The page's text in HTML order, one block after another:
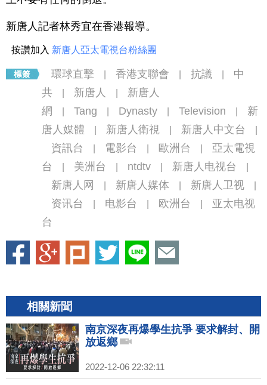
新唐人記者林秀宜在香港報導。
按讚加入 新唐人亞太電視台粉絲團
環球直擊 香港支聯會 抗議
中
共
新唐人
新唐人
網
Tang Dynasty Television
新
唐人媒體
新唐人衛視 新唐人中文台
資訊台 電影台 歐洲台
亞太電視
台
美洲台 ntdtv 新唐人电视台
新唐人网 新唐人媒体 新唐人卫视
资讯台 电影台 欧洲台
亚太电视
台
相關新聞
南京深夜再爆學生抗爭 要求解封、開
放返鄉
2022-12-06 22:32:11